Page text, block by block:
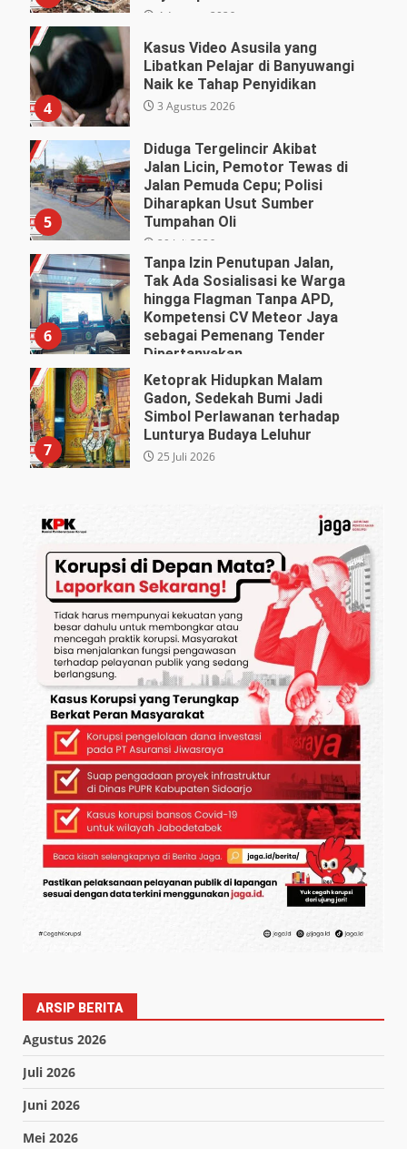
4 Agustus 2026
4
Kasus Video Asusila yang
Libatkan Pelajar di Banyuwangi
Naik ke Tahap Penyidikan
3 Agustus 2026
5
Diduga Tergelincir Akibat
Jalan Licin, Pemotor Tewas di
Jalan Pemuda Cepu; Polisi
Diharapkan Usut Sumber
Tumpahan Oli
29 Juli 2026
6
Tanpa Izin Penutupan Jalan,
Tak Ada Sosialisasi ke Warga
hingga Flagman Tanpa APD,
Kompetensi CV Meteor Jaya
sebagai Pemenang Tender
Dipertanyakan
27 Juli 2026
7
Ketoprak Hidupkan Malam
Gadon, Sedekah Bumi Jadi
Simbol Perlawanan terhadap
Lunturya Budaya Leluhur
25 Juli 2026
ARSIP BERITA
Agustus 2026
Juli 2026
Juni 2026
Mei 2026